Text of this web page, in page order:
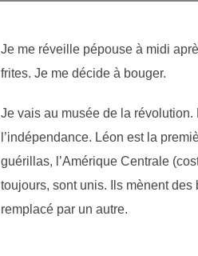
Je me réveille pépouse à midi
frites. Je me décide à bouger.
Je vais au musée de la
l’indépendance. Léon est la
guérillas, l’Amérique Centrale
toujours, sont unis. Ils mènent
remplacé par un autre.